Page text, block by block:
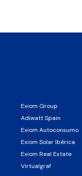
Exiom Group
Adiwatt Spain
Exiom Autoconsumo
Exiom Solar Ibérica
Exiom Real Estate
Virtualgraf